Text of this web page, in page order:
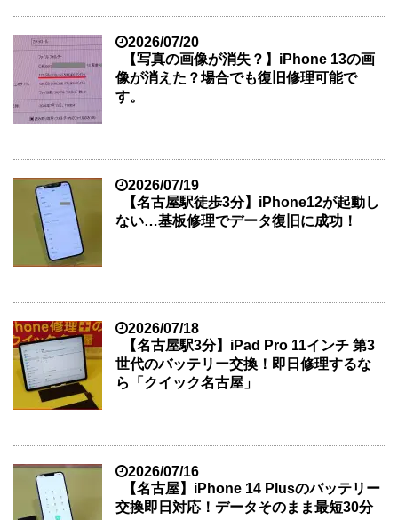
2026/07/20
【写真の画像が消失？】iPhone 13の画
像が消えた？場合でも復旧修理可能で
す。
2026/07/19
【名古屋駅徒歩3分】iPhone12が起動し
ない…基板修理でデータ復旧に成功！
2026/07/18
【名古屋駅3分】iPad Pro 11インチ 第3
世代のバッテリー交換！即日修理するな
ら「クイック名古屋」
2026/07/16
【名古屋】iPhone 14 Plusのバッテリー
交換即日対応！データそのまま最短30分